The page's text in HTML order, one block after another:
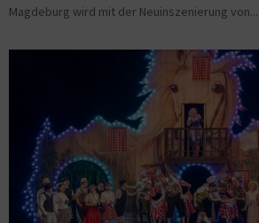
Magdeburg wird mit der Neuinszenierung von...